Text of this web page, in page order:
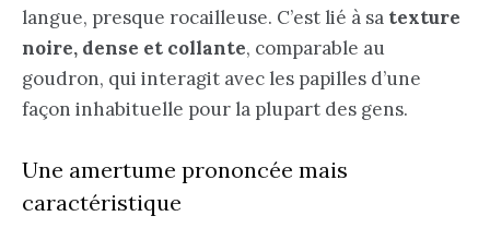
langue, presque rocailleuse. C’est lié à sa texture
noire, dense et collante, comparable au
goudron, qui interagit avec les papilles d’une
façon inhabituelle pour la plupart des gens.
Une amertume prononcée mais
caractéristique